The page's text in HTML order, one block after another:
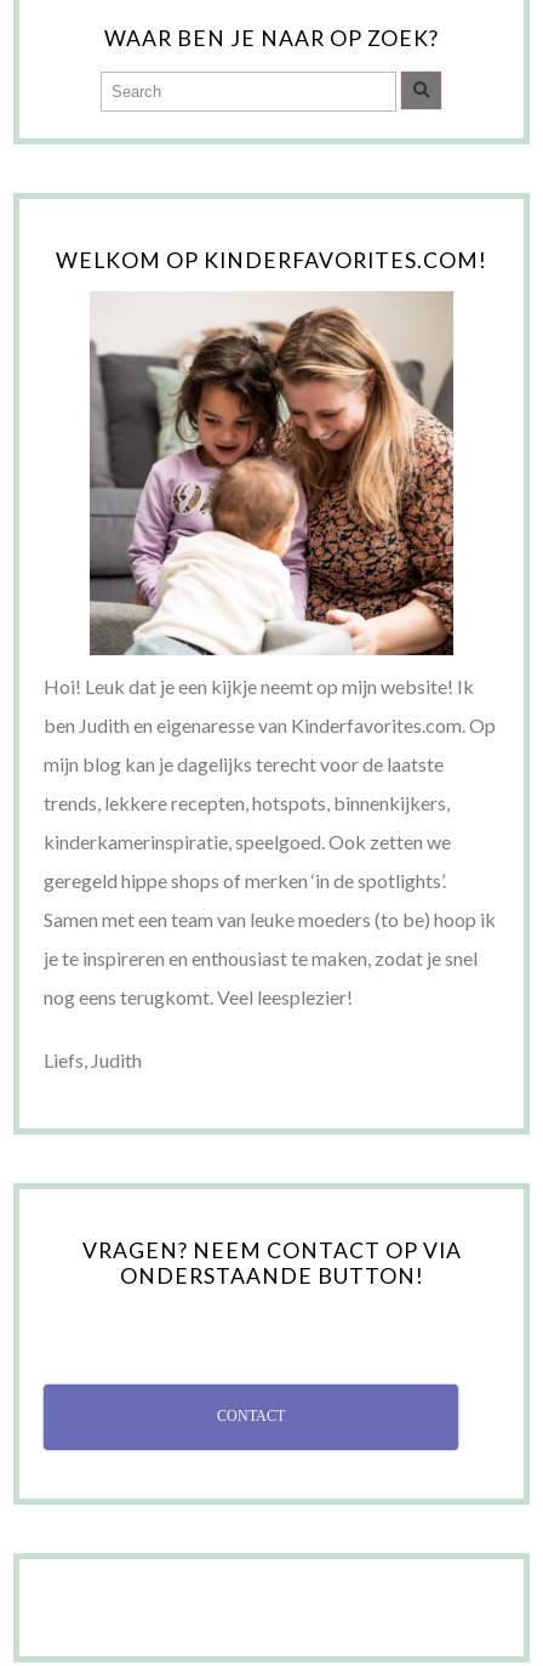
WAAR BEN JE NAAR OP ZOEK?
WELKOM OP KINDERFAVORITES.COM!
Hoi! Leuk dat je een kijkje neemt op mijn website! Ik
ben Judith en eigenaresse van Kinderfavorites.com. Op
mijn blog kan je dagelijks terecht voor de laatste
trends, lekkere recepten, hotspots, binnenkijkers,
kinderkamerinspiratie, speelgoed. Ook zetten we
geregeld hippe shops of merken ‘in de spotlights’.
Samen met een team van leuke moeders (to be) hoop ik
je te inspireren en enthousiast te maken, zodat je snel
nog eens terugkomt. Veel leesplezier!
Liefs, Judith
VRAGEN? NEEM CONTACT OP VIA
ONDERSTAANDE BUTTON!
CONTACT